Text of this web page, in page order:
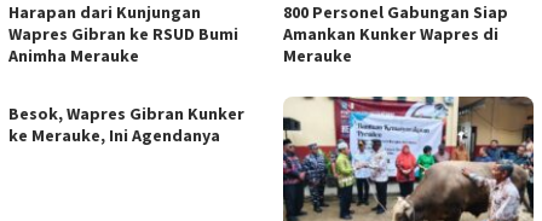
Harapan dari Kunjungan
Wapres Gibran ke RSUD Bumi
Animha Merauke
800 Personel Gabungan Siap
Amankan Kunker Wapres di
Merauke
Besok, Wapres Gibran Kunker
ke Merauke, Ini Agendanya